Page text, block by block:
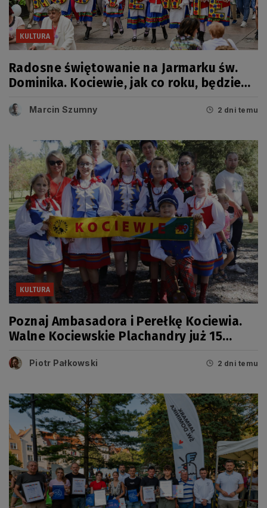
KULTURA
Radosne świętowanie na Jarmarku św.
Dominika. Kociewie, jak co roku, będzie
Marcin Szumny 2 dni temu
KULTURA
Poznaj Ambasadora i Perełkę Kociewia.
Walne Kociewskie Plachandry już 15
Piotr Pałkowski 2 dni temu